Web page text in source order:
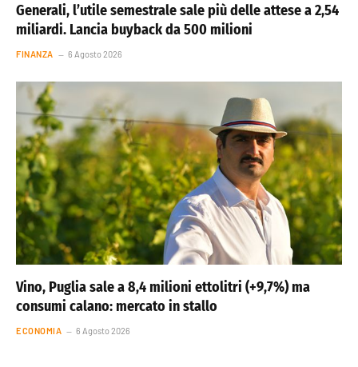
Generali, l’utile semestrale sale più delle attese a 2,54
miliardi. Lancia buyback da 500 milioni
FINANZA 6 Agosto 2026
Vino, Puglia sale a 8,4 milioni ettolitri (+9,7%) ma
consumi calano: mercato in stallo
ECONOMIA 6 Agosto 2026